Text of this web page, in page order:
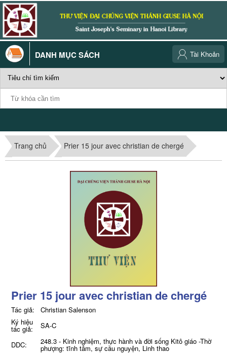
DANH MỤC SÁCH Tài Khoản
Trang chủ Prier 15 jour avec christian de chergé
Prier 15 jour avec christian de chergé
Tác giả:
Christian Salenson
Ký hiệu
tác giả:
SA-C
DDC:
248.3 - Kinh nghiệm, thực hành và đời sống Kitô giáo -Thờ
phượng: tĩnh tâm, sự cầu nguyện, Linh thao